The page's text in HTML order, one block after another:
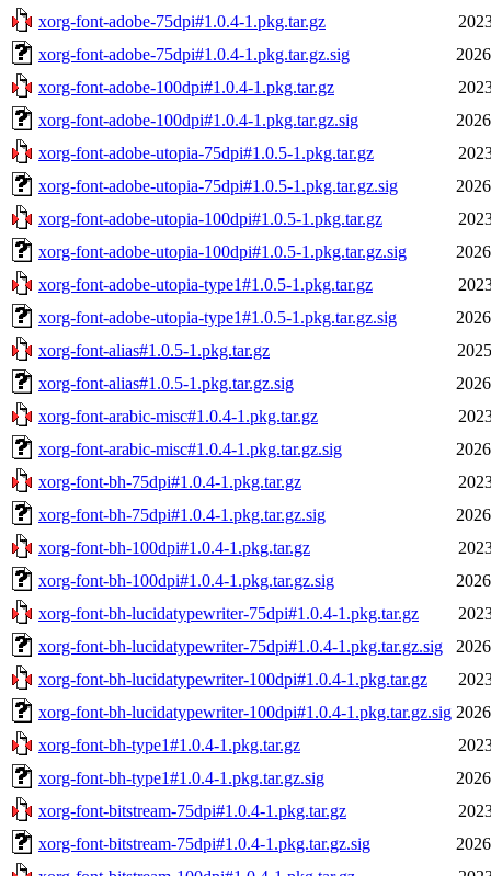
xorg-font-adobe-75dpi#1.0.4-1.pkg.tar.gz
xorg-font-adobe-75dpi#1.0.4-1.pkg.tar.gz.sig
xorg-font-adobe-100dpi#1.0.4-1.pkg.tar.gz
xorg-font-adobe-100dpi#1.0.4-1.pkg.tar.gz.sig
xorg-font-adobe-utopia-75dpi#1.0.5-1.pkg.tar.gz
xorg-font-adobe-utopia-75dpi#1.0.5-1.pkg.tar.gz.sig
xorg-font-adobe-utopia-100dpi#1.0.5-1.pkg.tar.gz
xorg-font-adobe-utopia-100dpi#1.0.5-1.pkg.tar.gz.sig
xorg-font-adobe-utopia-type1#1.0.5-1.pkg.tar.gz
xorg-font-adobe-utopia-type1#1.0.5-1.pkg.tar.gz.sig
xorg-font-alias#1.0.5-1.pkg.tar.gz
xorg-font-alias#1.0.5-1.pkg.tar.gz.sig
xorg-font-arabic-misc#1.0.4-1.pkg.tar.gz
xorg-font-arabic-misc#1.0.4-1.pkg.tar.gz.sig
xorg-font-bh-75dpi#1.0.4-1.pkg.tar.gz
xorg-font-bh-75dpi#1.0.4-1.pkg.tar.gz.sig
xorg-font-bh-100dpi#1.0.4-1.pkg.tar.gz
xorg-font-bh-100dpi#1.0.4-1.pkg.tar.gz.sig
xorg-font-bh-lucidatypewriter-75dpi#1.0.4-1.pkg.tar.gz
xorg-font-bh-lucidatypewriter-75dpi#1.0.4-1.pkg.tar.gz.sig
xorg-font-bh-lucidatypewriter-100dpi#1.0.4-1.pkg.tar.gz
xorg-font-bh-lucidatypewriter-100dpi#1.0.4-1.pkg.tar.gz.sig
xorg-font-bh-type1#1.0.4-1.pkg.tar.gz
xorg-font-bh-type1#1.0.4-1.pkg.tar.gz.sig
xorg-font-bitstream-75dpi#1.0.4-1.pkg.tar.gz
xorg-font-bitstream-75dpi#1.0.4-1.pkg.tar.gz.sig